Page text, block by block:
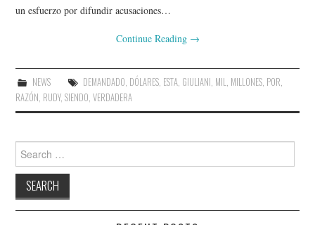
un esfuerzo por difundir acusaciones…
Continue Reading →
NEWS DEMANDADO, DÓLARES, ESTA, GIULIANI, MIL, MILLONES, POR,
RAZÓN, RUDY,SIENDO,VERDADERA
Search
for: